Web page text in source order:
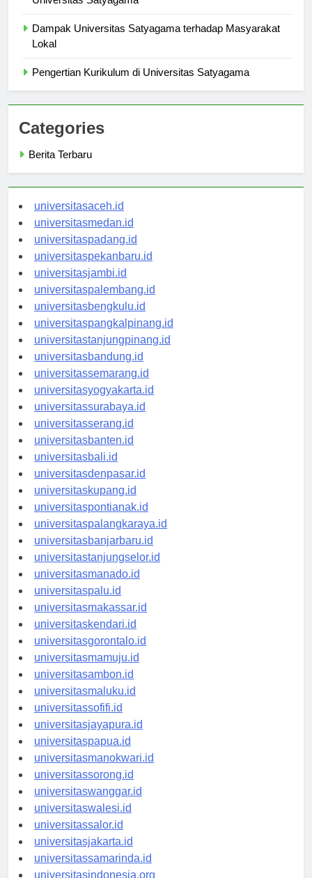
Dampak Universitas Satyagama terhadap Masyarakat
Categories
universitasaceh.id
universitasmedan.id
universitaspadang.id
universitaspekanbaru.id
universitasjambi.id
universitaspalembang.id
universitasbengkulu.id
universitaspangkalpinang.id
universitastanjungpinang.id
universitasbandung.id
universitassemarang.id
universitasyogyakarta.id
universitassurabaya.id
universitasserang.id
universitasbanten.id
universitasbali.id
universitasdenpasar.id
universitaskupang.id
universitaspontianak.id
universitaspalangkaraya.id
universitasbanjarbaru.id
universitastanjungselor.id
universitasmanado.id
universitaspalu.id
universitasmakassar.id
universitaskendari.id
universitasgorontalo.id
universitasmamuju.id
universitasambon.id
universitasmaluku.id
universitassofifi.id
universitasjayapura.id
universitaspapua.id
universitasmanokwari.id
universitassorong.id
universitaswanggar.id
universitaswalesi.id
universitassalor.id
universitasjakarta.id
universitassamarinda.id